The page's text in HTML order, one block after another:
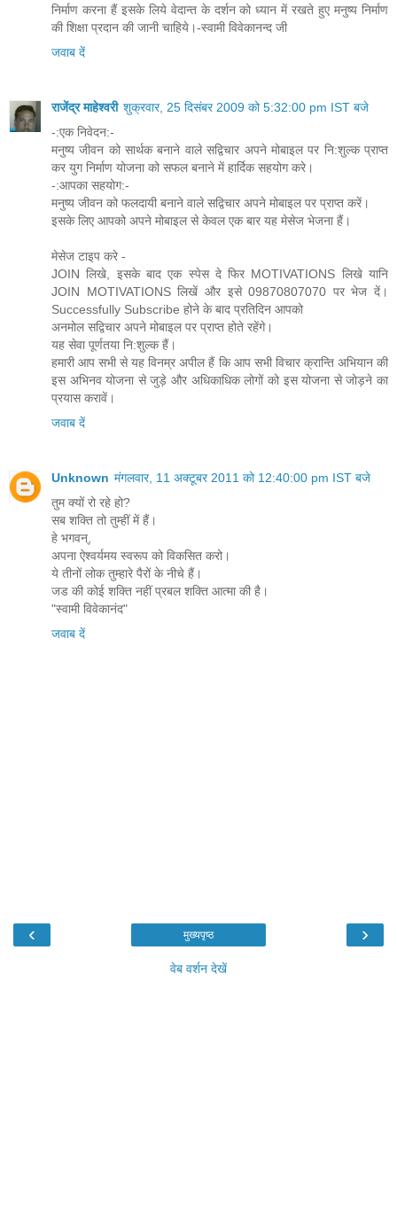
निर्माण करना हैं इसके लिये वेदान्त के दर्शन को ध्यान में रखते हुए मनुष्य निर्माण
की शिक्षा प्रदान की जानी चाहिये।-स्वामी विवेकानन्द जी
जवाब दें
राजेंद्र माहेश्वरी शुक्रवार, 25 दिसंबर 2009 को 5:32:00 pm IST बजे
-:एक निवेदन:-
मनुष्य जीवन को सार्थक बनाने वाले सद्विचार अपने मोबाइल पर नि:शुल्क प्राप्त
कर युग निर्माण योजना को सफल बनाने में हार्दिक सहयोग करे।
-:आपका सहयोग:-
मनुष्य जीवन को फलदायी बनाने वाले सद्विचार अपने मोबाइल पर प्राप्त करें।
इसके लिए आपको अपने मोबाइल से केवल एक बार यह मेसेज भेजना हैं।
मेसेज टाइप करे -
JOIN लिखे, इसके बाद एक स्पेस दे फिर MOTIVATIONS लिखे यानि
JOIN MOTIVATIONS लिखें और इसे 09870807070 पर भेज दें।
Successfully Subscribe होने के बाद प्रतिदिन आपको
अनमोल सद्विचार अपने मोबाइल पर प्राप्त होते रहेंगे।
यह सेवा पूर्णतया नि:शुल्क हैं।
हमारी आप सभी से यह विनम्र अपील हैं कि आप सभी विचार क्रान्ति अभियान की
इस अभिनव योजना से जुड़े और अधिकाधिक लोगों को इस योजना से जोड़ने का
प्रयास करावें।
जवाब दें
Unknown मंगलवार, 11 अक्टूबर 2011 को 12:40:00 pm IST बजे
तुम क्यों रो रहे हो?
सब शक्ति तो तुम्हीं में हैं।
हे भगवन्,
अपना ऐश्वर्यमय स्वरूप को विकसित करो।
ये तीनों लोक तुम्हारे पैरों के नीचे हैं।
जड की कोई शक्ति नहीं प्रबल शक्ति आत्मा की है।
"स्वामी विवेकानंद"
जवाब दें
‹ ›
मुख्यपृष्ठ
वेब वर्शन देखें